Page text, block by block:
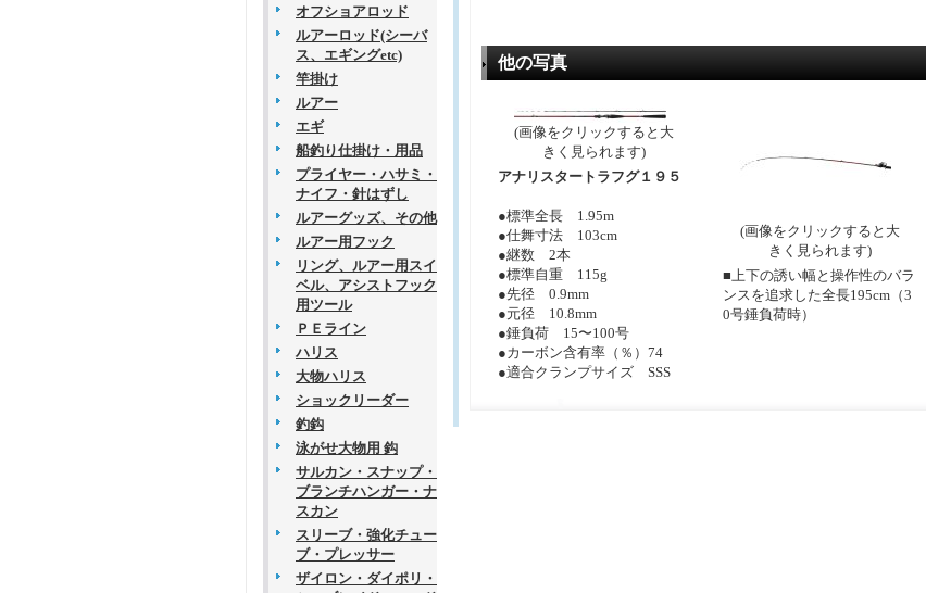
オフショアロッド
ルアーロッド(シーバ
ス、エギングetc)
竿掛け
ルアー
エギ
船釣り仕掛け・用品
プライヤー・ハサミ・
ナイフ・針はずし
ルアーグッズ、その他
ルアー用フック
リング、ルアー用スイ
ベル、アシストフック
用ツール
ＰＥライン
ハリス
大物ハリス
ショックリーダー
釣鈎
泳がせ大物用 鈎
サルカン・スナップ・
ブランチハンガー・ナ
スカン
スリーブ・強化チュー
ブ・プレッサー
ザイロン・ダイポリ・
他の写真
(画像をクリックすると大
きく見られます)
アナリスタートラフグ１９５
●標準全長 1.95m
●仕舞寸法 103cm
●継数 2本
●標準自重 115g
●先径 0.9mm
●元径 10.8mm
●錘負荷 15〜100号
●カーボン含有率（％）74
●適合クランプサイズ SSS
(画像をクリックすると大
きく見られます)
■上下の誘い幅と操作性のバラ
ンスを追求した全長195cm（3
0号錘負荷時）